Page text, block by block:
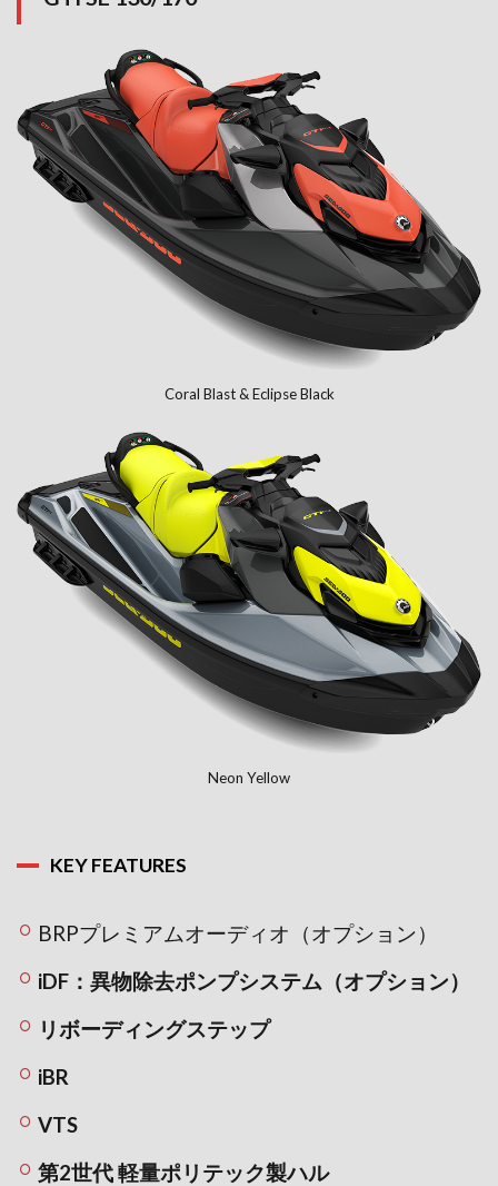
Coral Blast & Eclipse Black
Neon Yellow
KEY FEATURES
BRPプレミアムオーディオ（オプション）
iDF：異物除去ポンプシステム（オプション）
リボーディングステップ
iBR
VTS
第2世代 軽量ポリテック製ハル